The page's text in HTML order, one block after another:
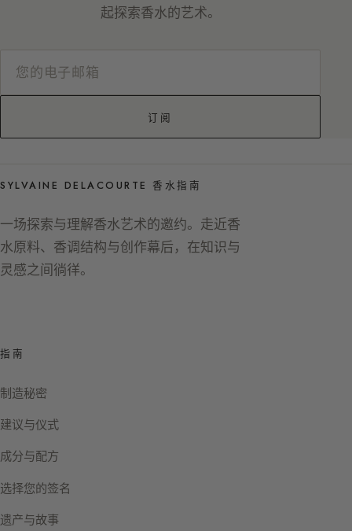
起探索香水的艺术。
订阅
SYLVAINE DELACOURTE 香水指南
一场探索与理解香水艺术的邀约。走近香
水原料、香调结构与创作幕后，在知识与
灵感之间徜徉。
指南
制造秘密
建议与仪式
成分与配方
选择您的签名
遗产与故事